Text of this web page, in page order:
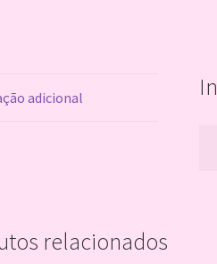
adicional
relacionados